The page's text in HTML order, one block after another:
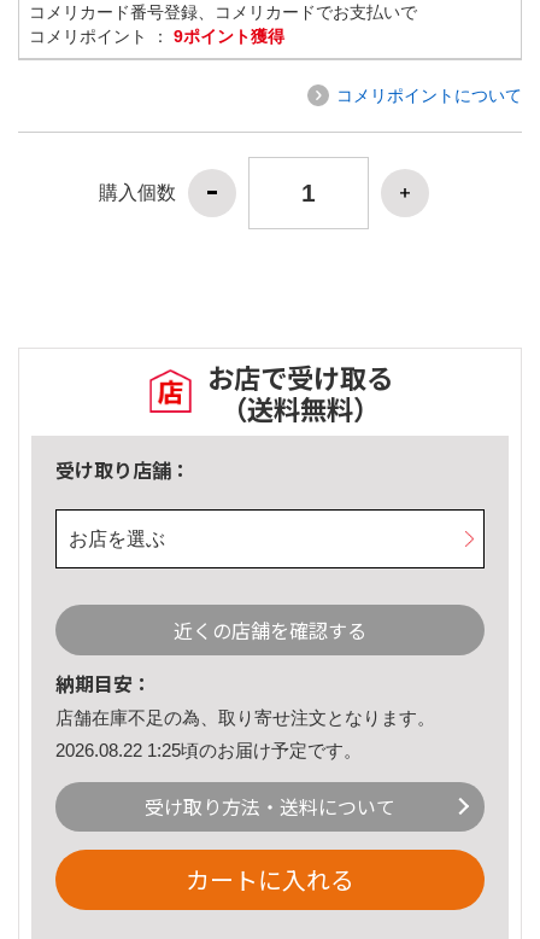
コメリカード番号登録、コメリカードでお支払いで
コメリポイント ： 9ポイント獲得
コメリポイントについて
購入個数
お店で受け取る
（送料無料）
受け取り店舗：
お店を選ぶ
近くの店舗を確認する
納期目安：
店舗在庫不足の為、取り寄せ注文となります。
2026.08.22 1:25頃のお届け予定です。
受け取り方法・送料について
カートに入れる